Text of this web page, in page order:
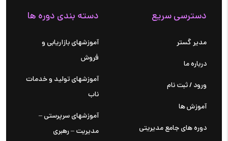
دسترسی سریع
مدیر گستر
درباره ما
ورود / ثبت نام
آموزش ها
دوره های جامع مدیریتی
دسته بندی دوره ها
آموزشهای بازاریابی و
فروش
آموزشهای تولید و خدمات
ناب
آموزشهای سرپرستی –
مدیریت – رهبری